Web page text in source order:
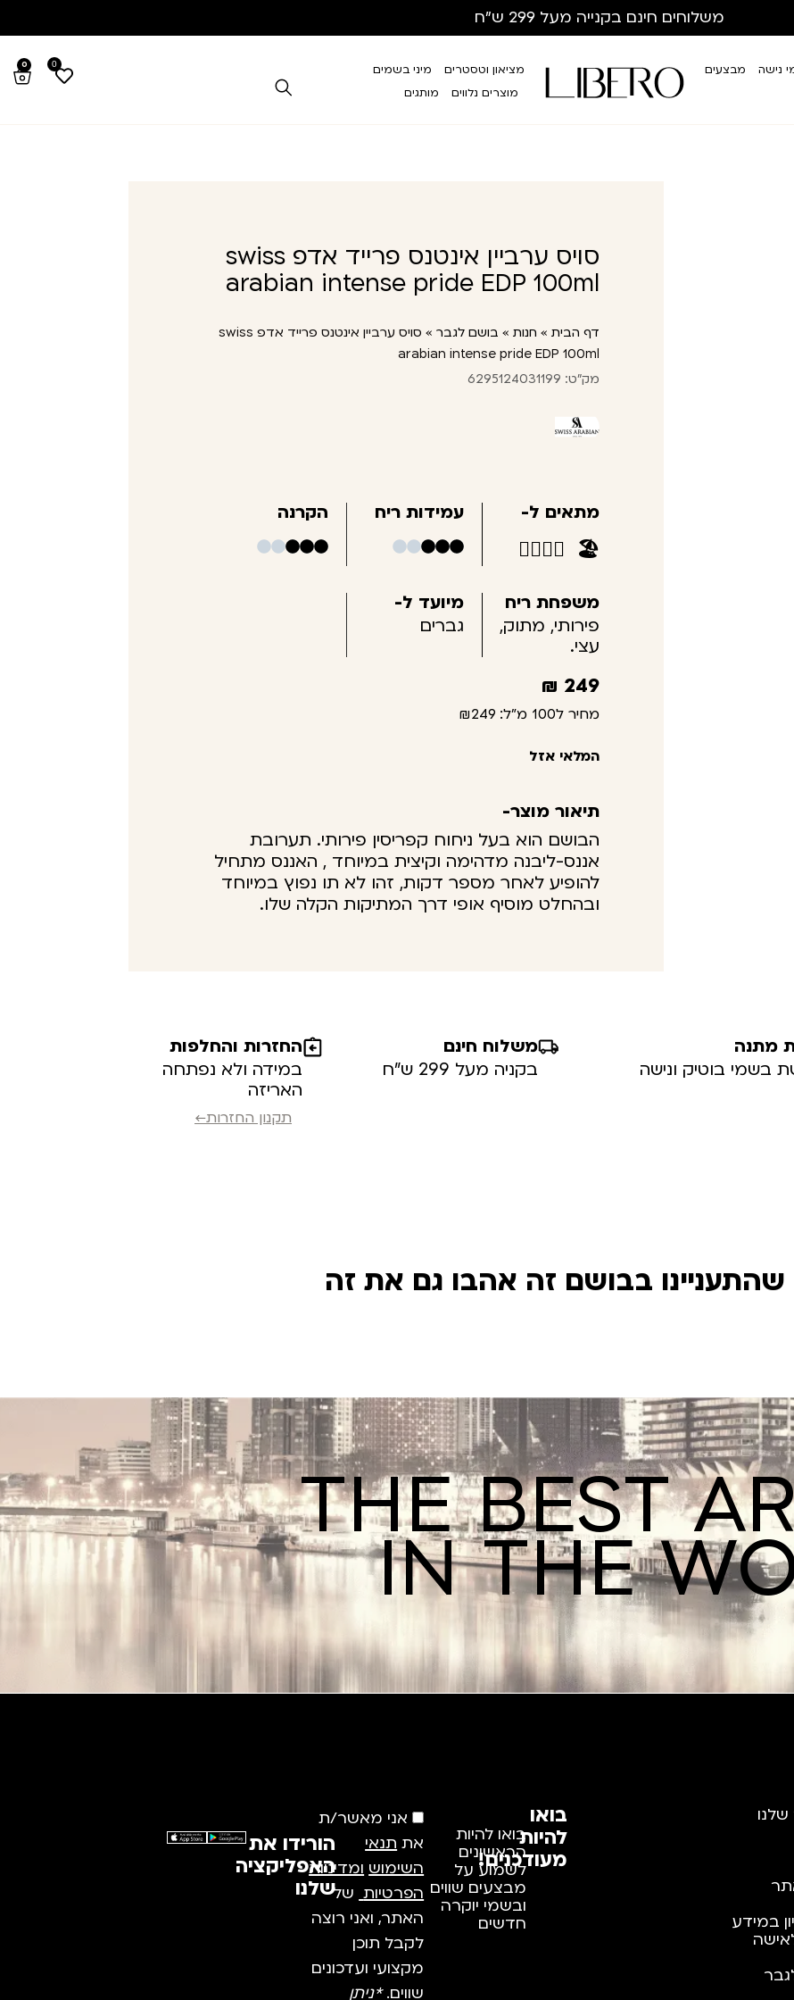
משלוחים חינם בקנייה מעל 299 ש”ח
נישה מבצעים מציאון וטסטרים
מיני בשמים
מוצרים נלווים
מותגים
0
0
סויס ערביין אינטנס פרייד אדפ swiss
arabian intense pride EDP 100ml
דף הבית » חנות » בושם לגבר »
סויס ערביין אינטנס פרייד אדפ swiss
arabian intense pride EDP 100ml
מק"ט: 6295124031199
מתאים ל-
🏖️
👩‍❤️‍💋‍👨
עמידות ריח הקרנה
משפחת ריח
פירותי, מתוק,
עצי.
מיועד ל-
גברים
249
₪
מחיר ל100 מ"ל: ₪249
המלאי אזל
תיאור מוצר-
הבושם הוא בעל ניחוח קפריסין פירותי. תערובת
אננס-ליבנה מדהימה וקיצית במיוחד , האננס מתחיל
להופיע לאחר מספר דקות, זהו לא תו נפוץ במיוחד
ובהחלט מוסיף אופי דרך המתיקות הקלה שלו.
מתנה
בשמי בוטיק ונישה
משלוח חינם
בקניה מעל 299 ש”ח
החזרות והחלפות
במידה ולא נפתחה
האריזה
תקנון החזרות←
בבושם זה אהבו גם את זה
THE BEST
IN THE
שלנו
במידע
בואו
להיות
מעודכנים!
בואו להיות
הראשונים
לשמוע על
מבצעים שווים
ובשמי יוקרה
חדשים
אני מאשר/ת
אתתנאי
השימוש ומדיניות
הפרטיות של
האתר, ואני רוצה
לקבל תוכן
מקצועי ועדכונים
שווים.*ניתן
הורידו את
האפליקציה
שלנו